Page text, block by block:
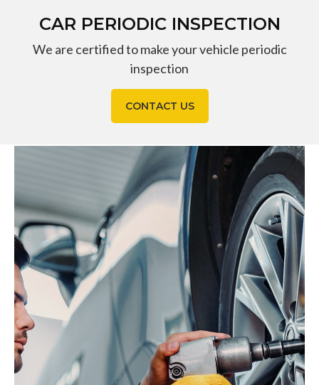
CAR PERIODIC INSPECTION
We are certified to make your vehicle periodic
inspection
CONTACT US